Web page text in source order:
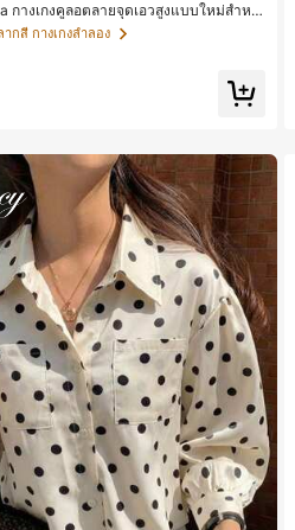
กางเกงคูลอตลายจุดเอวสูงแบบใหม่สำหรั
อน, สไตล์หรูหราเหมาะสำหรับใส่ในชีวิต
งาน, ให้ความรู้สึกวินเทจสำหรับฤดูรับปริญ
รี, การแข่งม้าดาร์บี้, วันประกาศอิสรภาพ
กสี กางเกงลำลอง